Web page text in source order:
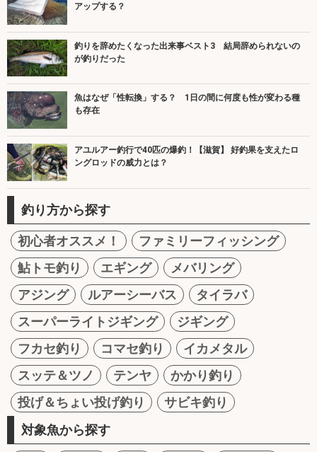
アップする？
釣りを辞めたくなった出来事ベスト3 結局辞められないの
が釣りだった
魚はなぜ「性転換」する？ 1日の間に何度も性が変わる種
も存在
アユルアー釣行で40匹の爆釣！【滋賀】 好釣果を支えたロ
ングロッドの威力とは？
釣り方から探す
初心者オススメ！
ファミリーフィッシング
鮎トモ釣り
エギング
メバリング
アジング
ルアーシーバス
タイラバ
スーパーライトジギング
ジギング
フカセ釣り
コマセ釣り
イカメタル
スッテ＆ツノ
テンヤ
かかり釣り
投げ＆ちょい投げ釣り
サビキ釣り
対象魚から探す